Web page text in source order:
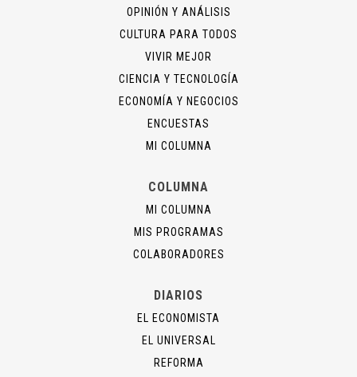
OPINIÓN Y ANÁLISIS
CULTURA PARA TODOS
VIVIR MEJOR
CIENCIA Y TECNOLOGÍA
ECONOMÍA Y NEGOCIOS
ENCUESTAS
MI COLUMNA
COLUMNA
MI COLUMNA
MIS PROGRAMAS
COLABORADORES
DIARIOS
EL ECONOMISTA
EL UNIVERSAL
REFORMA